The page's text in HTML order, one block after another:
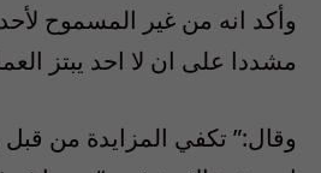
وأكد انه من غير المسموح
مشددا على ان لا احد يبتز
وقال:” تكفي المزايدة من